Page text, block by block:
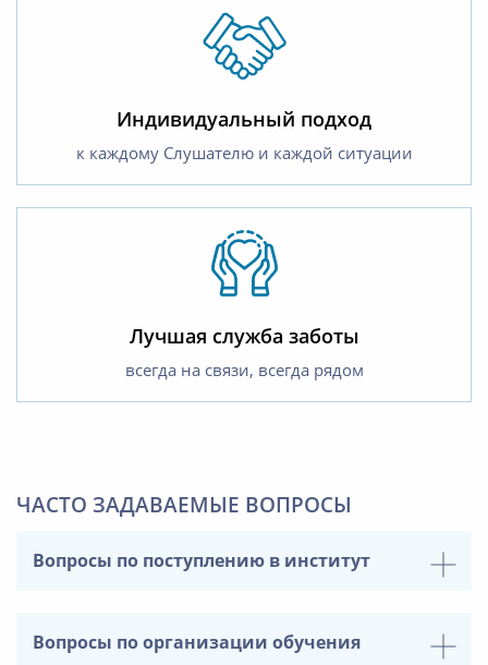
Индивидуальный подход
к каждому Слушателю и каждой ситуации
Лучшая служба заботы
всегда на связи, всегда рядом
ЧАСТО ЗАДАВАЕМЫЕ ВОПРОСЫ
Вопросы по поступлению в институт
Вопросы по организации обучения